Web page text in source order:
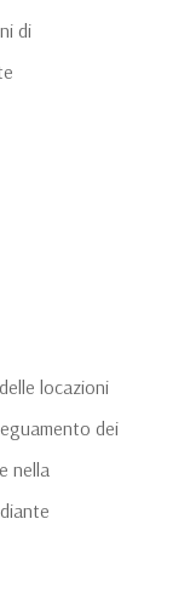
di
locazioni
dei
nella